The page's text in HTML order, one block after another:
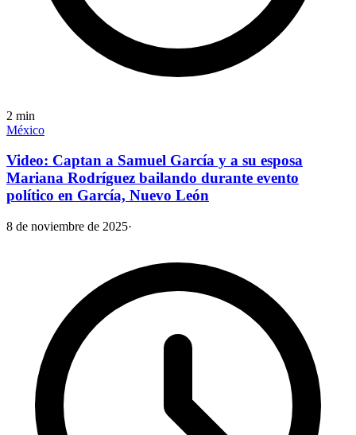
2 min
México
Video: Captan a Samuel García y a su esposa
Mariana Rodríguez bailando durante evento
político en García, Nuevo León
8 de noviembre de 2025·